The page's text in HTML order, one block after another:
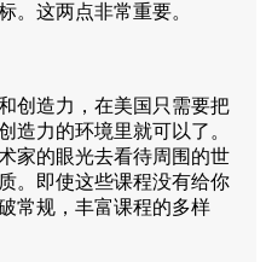
。这两点非常重要。
造力，在美国只需要把
造力的环境里就可以了。
家的眼光去看待周围的世
。即使这些课程没有给你
常规，丰富课程的多样